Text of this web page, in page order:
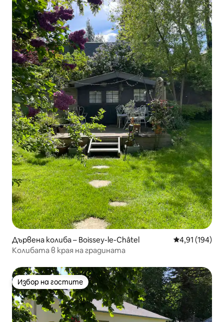
Дървена колиба – Boissey-le-Châtel Средна
4,91 (194)
Колибата в края на градината
Избор на гостите
Избор на гостите